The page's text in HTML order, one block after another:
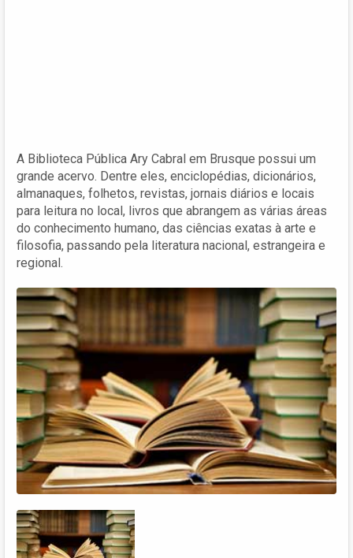
A Biblioteca Pública Ary Cabral em Brusque possui um
grande acervo. Dentre eles, enciclopédias, dicionários,
almanaques, folhetos, revistas, jornais diários e locais
para leitura no local, livros que abrangem as várias áreas
do conhecimento humano, das ciências exatas à arte e
filosofia, passando pela literatura nacional, estrangeira e
regional.